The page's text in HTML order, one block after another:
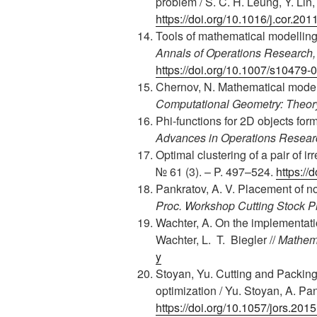
https://doi.org/10.1016/
Tools of mathematical
Annals of Operations
https://doi.org/10.1007/s10479-
Chernov, N. Mathematical
Computational Geometry:
Phi-functions for 2D objects
Advances in Operations
Optimal clustering of a pair of
№ 61 (3). – P. 497–524. https://
Pankratov, A. V. Placement of
Proc. Workshop Cutting Stock
Wachter, A. On the
Wachter, L. T. Biegler //
y
Stoyan, Yu. Cutting and
optimization / Yu. Stoyan, A.
https://doi.org/10.1057/